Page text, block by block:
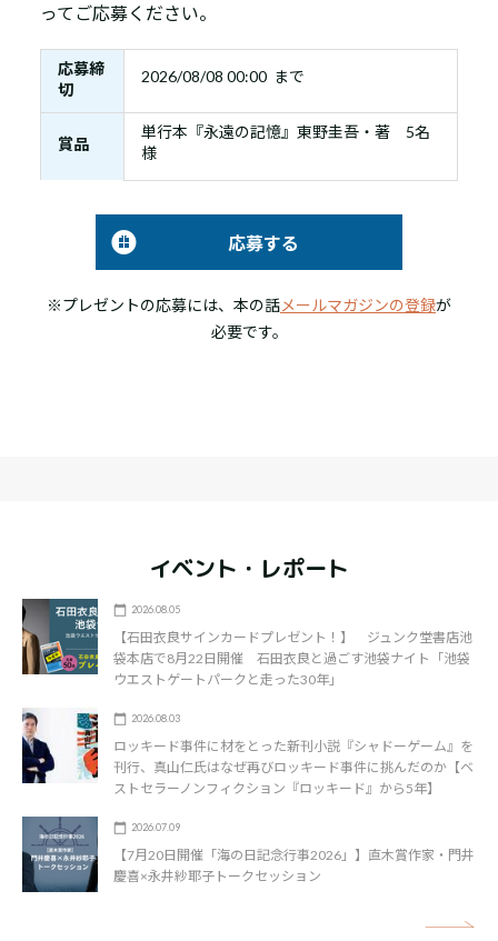
ってご応募ください。
応募締
切
2026/08/08 00:00 まで
賞品
単行本『永遠の記憶』東野圭吾・著 5名
様
応募する
※プレゼントの応募には、本の話メールマガジンの登録が
必要です。
イベント・レポート
2026.08.05
【石田衣良サインカードプレゼント！】 ジュンク堂書店池
袋本店で8月22日開催 石田衣良と過ごす池袋ナイト「池袋
ウエストゲートパークと走った30年」
2026.08.03
ロッキード事件に材をとった新刊小説『シャドーゲーム』を
刊行、真山仁氏はなぜ再びロッキード事件に挑んだのか【ベ
ストセラーノンフィクション『ロッキード』から5年】
2026.07.09
【7月20日開催「海の日記念行事2026」】直木賞作家・門井
慶喜×永井紗耶子トークセッション